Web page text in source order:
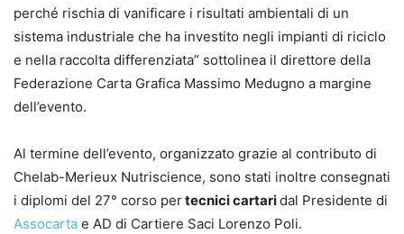
perché rischia di vanificare i risultati ambientali di un
sistema industriale che ha investito negli impianti di riciclo
e nella raccolta differenziata” sottolinea il direttore della
Federazione Carta Grafica Massimo Medugno a margine
dell’evento.
Al termine dell’evento, organizzato grazie al contributo di
Chelab-Merieux Nutriscience, sono stati inoltre consegnati
i diplomi del 27° corso pertecnici cartaridal Presidente di
Assocarta e AD di Cartiere Saci Lorenzo Poli.